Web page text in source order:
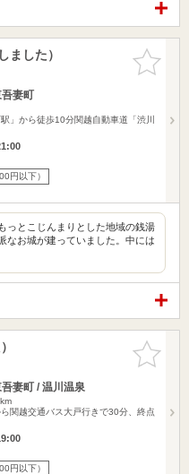
お気に入
りに追加
ました）
妻町
」から徒歩10分関越自動車道「渋川
円以下）
っとこじんまりとした地域の銭湯
なお城が建っていました。中には
お気に入
りに追加
妻町 / 温川温泉
関越交通バス大戸行きで30分、終点
円以下）